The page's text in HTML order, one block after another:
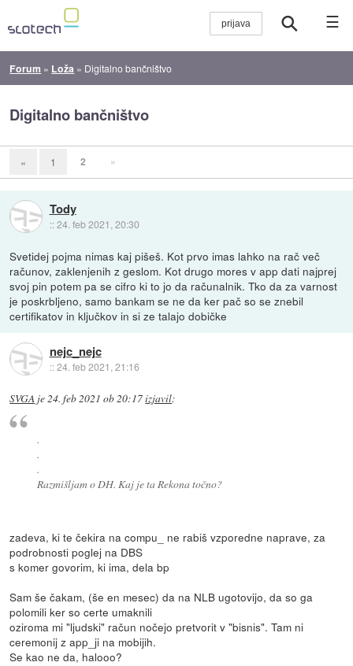
☰
Forum » Loža » Digitalno bančništvo
Digitalno bančništvo
« 1 2 »
Tody
::24. feb 2021, 20:30
Svetidej pojma nimas kaj pišeš. Kot prvo imas lahko na rač več
računov, zaklenjenih z geslom. Kot drugo mores v app dati najprej
svoj pin potem pa se cifro ki to jo da računalnik. Tko da za varnost
je poskrbljeno, samo bankam se ne da ker pač so se znebil
certifikatov in ključkov in si ze talajo dobičke
nejc_nejc
::24. feb 2021, 21:16
SVGA je24. feb 2021 ob 20:17izjavil:
.
.
.
Razmišljam o DH. Kaj je ta Rekona točno?
zadeva, ki te čekira na compu_ ne rabiš vzporedne naprave, za
podrobnosti poglej na DBS
s komer govorim, ki ima, dela bp
Sam še čakam, (še en mesec) da na NLB ugotovijo, da so ga
polomili ker so certe umaknili
oziroma mi "ljudski" račun nočejo pretvorit v "bisnis". Tam ni
ceremonij z app_ji na mobijih.
Se kao ne da, halooo?